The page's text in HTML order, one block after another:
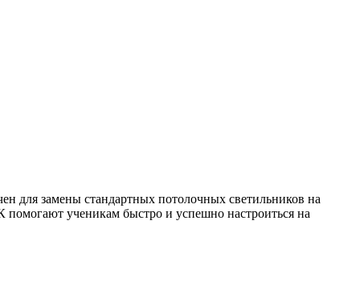
для замены стандартных потолочных светильников на
ученикам быстро и успешно настроиться на